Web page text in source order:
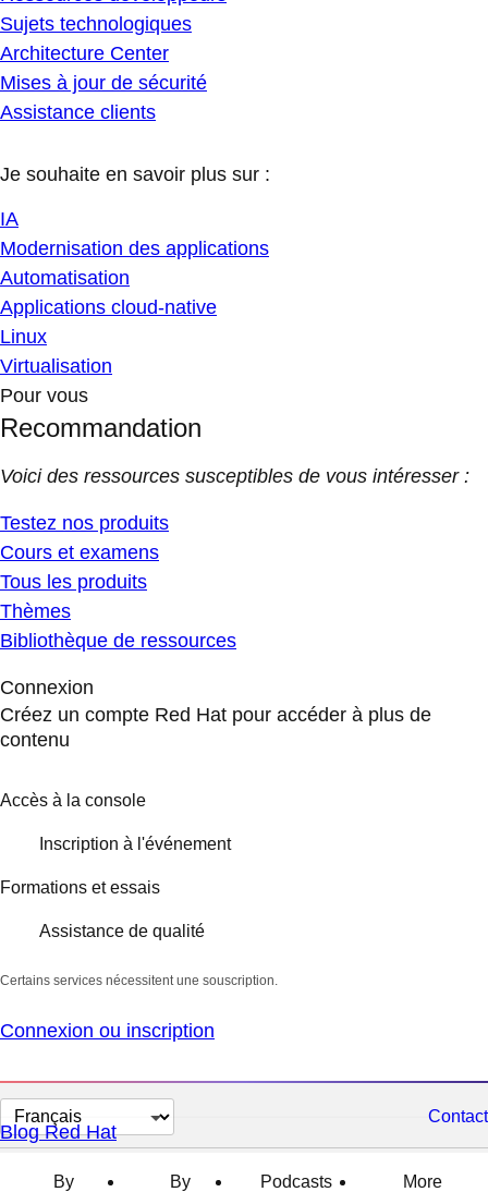
Sujets technologiques
Architecture Center
Mises à jour de sécurité
Assistance clients
Je souhaite en savoir plus sur :
IA
Modernisation des applications
Automatisation
Applications cloud-native
Linux
Virtualisation
Pour vous
Recommandation
Voici des ressources susceptibles de vous intéresser :
Testez nos produits
Cours et examens
Tous les produits
Thèmes
Bibliothèque de ressources
Connexion
Créez un compte Red Hat pour accéder à plus de
contenu
Accès à la console
Inscription à l'événement
Formations et essais
Assistance de qualité
Certains services nécessitent une souscription.
Connexion ou inscription
Changer
la
langue
Contact
Blog Red Hat
By
By
Podcasts
More